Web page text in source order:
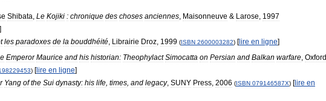
Shibata, Le Kojiki : chronique des choses anciennes, Maisonneuve & Larose, 1997
]
les paradoxes de la bouddhéité, Librairie Droz, 1999 (ISBN 2600003282) [lire en ligne]
Emperor Maurice and his historian: Theophylact Simocatta on Persian and Balkan warfare, Oxford
) [lire en ligne]
Yang of the Sui dynasty: his life, times, and legacy, SUNY Press, 2006 (ISBN 079146587X) [lire en